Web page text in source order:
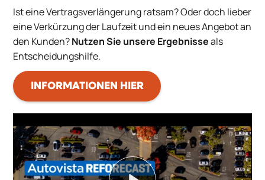
Ist eine Vertragsverlängerung ratsam? Oder doch lieber
eine Verkürzung der Laufzeit und ein neues Angebot an
den Kunden?Nutzen Sie unsere Ergebnisseals
Entscheidungshilfe.
INFORMATIONEN HIER